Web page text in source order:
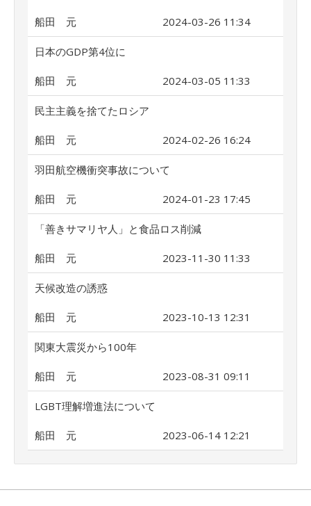
船田 元 2024-03-26 11:34
日本のGDP第4位に
船田 元 2024-03-05 11:33
民主主義を捨てたロシア
船田 元 2024-02-26 16:24
羽田航空機衝突事故について
船田 元 2024-01-23 17:45
「善きサマリヤ人」と食品ロス削減
船田 元 2023-11-30 11:33
天候改造の誘惑
船田 元 2023-10-13 12:31
関東大震災から100年
船田 元 2023-08-31 09:11
LGBT理解増進法について
船田 元 2023-06-14 12:21